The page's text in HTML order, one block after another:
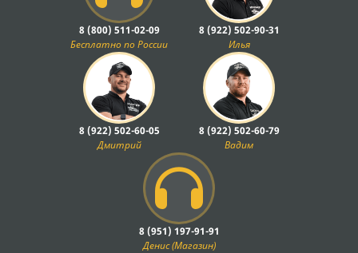
8 (800) 511-02-09
Бесплатно по России
8 (922) 502-90-31
Илья
8 (922) 502-60-05
Дмитрий
8 (922) 502-60-79
Вадим
8 (951) 197-91-91
Денис (Магазин)